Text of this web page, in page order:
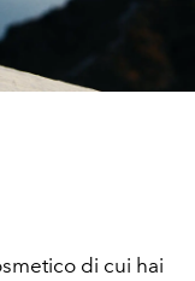
di cui hai